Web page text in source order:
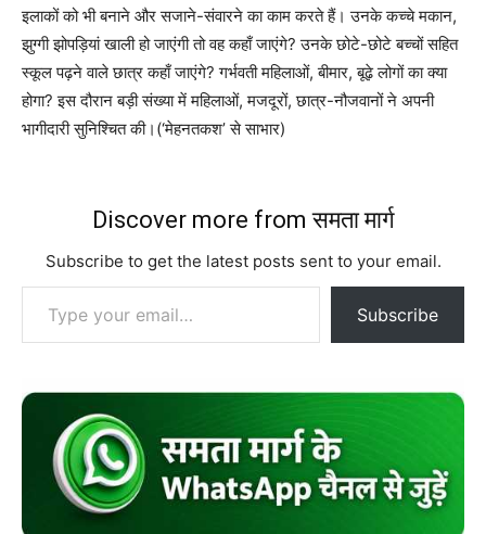
इलाकों को भी बनाने और सजाने-संवारने का काम करते हैं। उनके कच्चे मकान,
झुग्गी झोपड़ियां खाली हो जाएंगी तो वह कहाँ जाएंगे? उनके छोटे-छोटे बच्चों सहित
स्कूल पढ़ने वाले छात्र कहाँ जाएंगे? गर्भवती महिलाओं, बीमार, बूढ़े लोगों का क्या
होगा? इस दौरान बड़ी संख्या में महिलाओं, मजदूरों, छात्र-नौजवानों ने अपनी
भागीदारी सुनिश्चित की।(‘मेहनतकश’ से साभार)
Discover more from समता मार्ग
Subscribe to get the latest posts sent to your email.
Type your email…
Subscribe